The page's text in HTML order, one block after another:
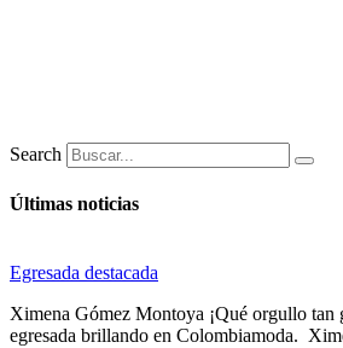
Search
Últimas noticias
Egresada destacada
Ximena Gómez Montoya ¡Qué orgullo tan
egresada brillando en Colombiamoda.